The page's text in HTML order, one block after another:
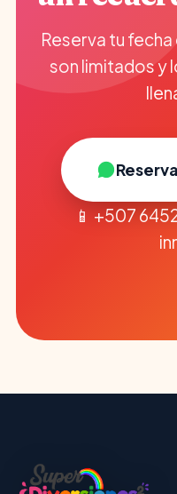
Reserva tu
son limitados y
📱 +507